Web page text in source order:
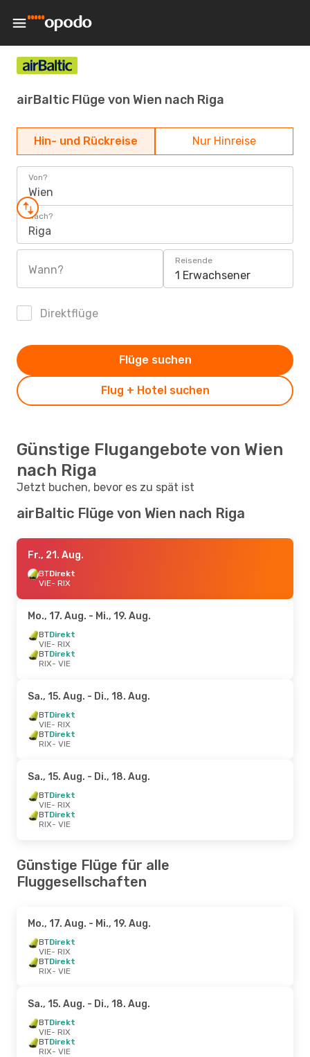
airBaltic Flüge von Wien nach Riga
Hin- und Rückreise Nur Hinreise
Von?
Wien
Nach?
Riga
Wann?
Reisende
1 Erwachsener
Direktflüge
Flug + Hotel suchen
Flüge suchen
Günstige Flugangebote von Wien
nach Riga
Jetzt buchen, bevor es zu spät ist
airBaltic Flüge von Wien nach Riga
Fr., 21. Aug.
BTDirekt
VIE- RIX
Mo., 17. Aug. - Mi., 19. Aug.
BTDirekt
VIE- RIX
BTDirekt
RIX- VIE
Sa., 15. Aug. - Di., 18. Aug.
BTDirekt
VIE- RIX
BTDirekt
RIX- VIE
Sa., 15. Aug. - Di., 18. Aug.
BTDirekt
VIE- RIX
BTDirekt
RIX- VIE
Günstige Flüge für alle
Fluggesellschaften
Mo., 17. Aug. - Mi., 19. Aug.
BTDirekt
VIE- RIX
BTDirekt
RIX- VIE
Sa., 15. Aug. - Di., 18. Aug.
BTDirekt
VIE- RIX
BTDirekt
RIX- VIE